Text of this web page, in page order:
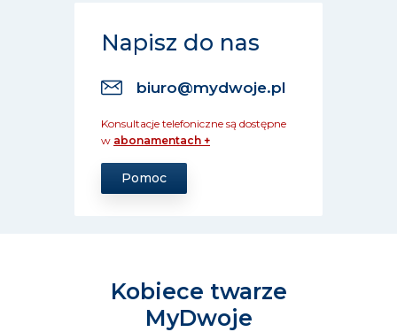
Napisz do nas
biuro@mydwoje.pl
Konsultacje telefoniczne są dostępne
w abonamentach +
Pomoc
Kobiece twarze
MyDwoje